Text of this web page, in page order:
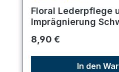
Durchschnittliche
Floral Lederpflege
Imprägnierung
Regulärer Preis:
8,90 €
In den